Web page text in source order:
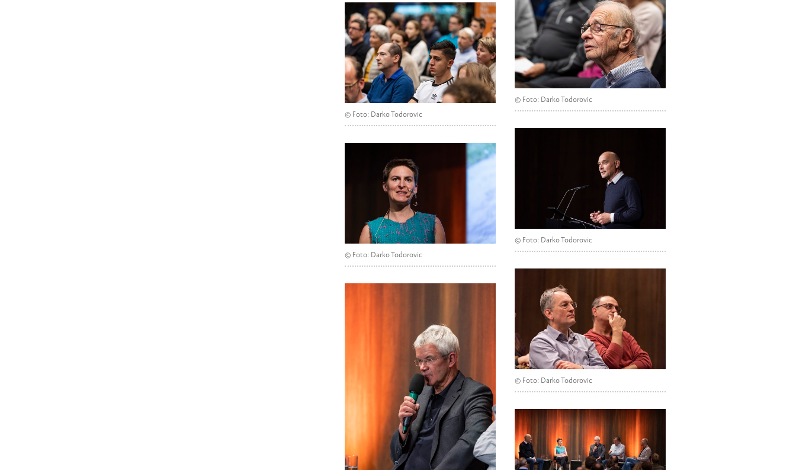
© Foto: Darko Todorovic
© Foto: Darko Todorovic
© Foto: Darko Todorovic
© Foto: Darko Todorovic
© Foto: Darko Todorovic